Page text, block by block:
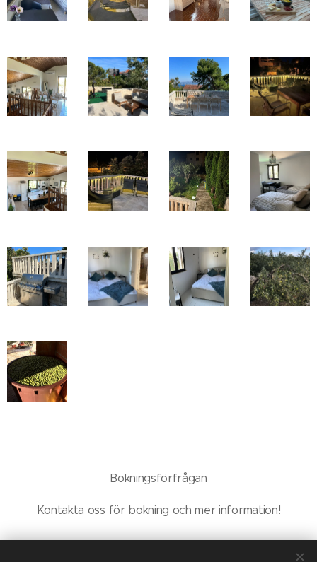
Bokningsförfrågan
Kontakta oss för bokning och mer information!